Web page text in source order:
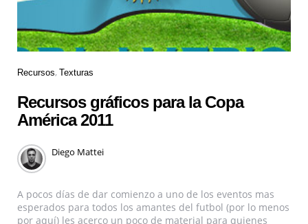
Recursos Texturas
Recursos gráficos para la Copa
América 2011
Diego Mattei
A pocos días de dar comienzo a uno de los eventos mas
esperados para todos los amantes del futbol (por lo menos
por aquí) les acerco un poco de material para quienes